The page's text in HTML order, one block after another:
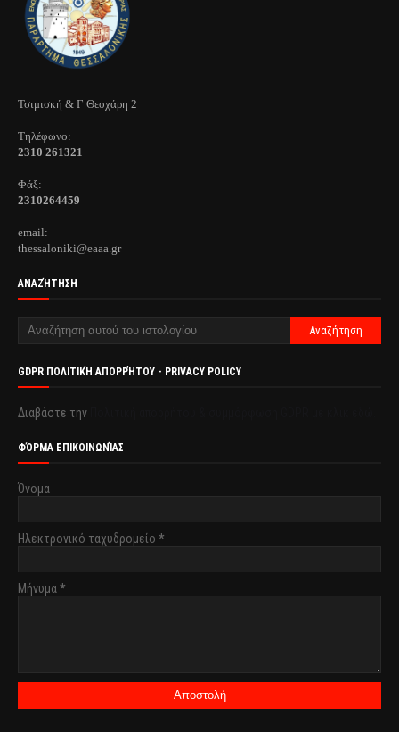
Τσιμισκή & Γ Θεοχάρη 2
Τηλέφωνo:
2310 261321
Φάξ:
2310264459
email:
thessaloniki@eaaa.gr
ΑΝΑΖΉΤΗΣΗ
GDPR ΠΟΛΙΤΙΚΉ ΑΠΟΡΡΉΤΟΥ - PRIVACY POLICY
Διαβάστε την
ΦΌΡΜΑ ΕΠΙΚΟΙΝΩΝΊΑΣ
Όνομα
Ηλεκτρονικό ταχυδρομείο *
Μήνυμα *